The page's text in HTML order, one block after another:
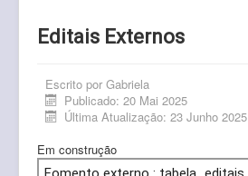
Internacionalização.
Editais
Comitês
Eventos
Editais Externos
Escrito por Gabriela
Publicado: 20 Mai 2025
Última Atualização: 23 Junho 2025
Em construção